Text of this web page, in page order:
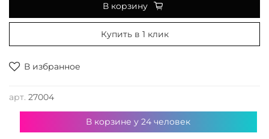
В избранное
арт. 27004
В корзину
Купить в 1 клик
В корзине у24 человек